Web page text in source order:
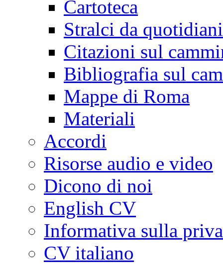
Cartoteca
Stralci da
Citazioni sul
Bibliografia sul
Mappe di Roma
Materiali
Accordi
Risorse audio e video
Dicono di noi
English CV
Informativa sulla
CV italiano